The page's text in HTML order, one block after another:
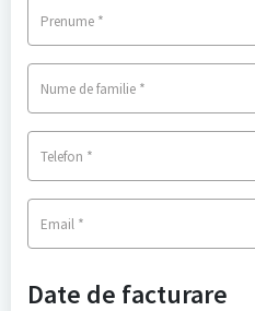
Prenume *
Nume de familie *
Telefon *
Email *
Date de facturare